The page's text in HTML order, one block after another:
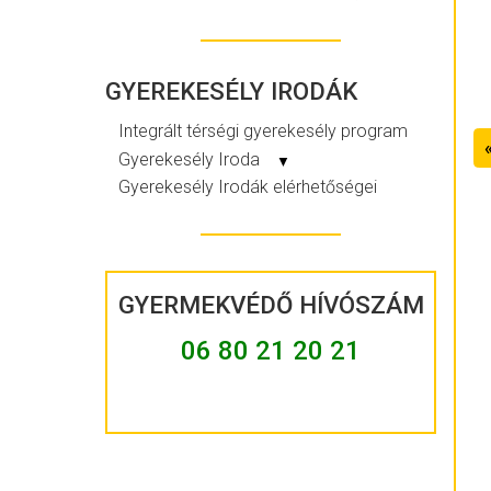
GYEREKESÉLY IRODÁK
Integrált térségi gyerekesély program
Gyerekesély Iroda
▼
Gyerekesély Irodák elérhetőségei
GYERMEKVÉDŐ HÍVÓSZÁM
06 80 21 20 21